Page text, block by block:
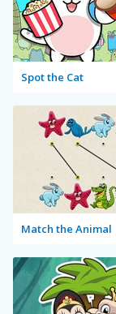
Spot the Cat
Match the Animal